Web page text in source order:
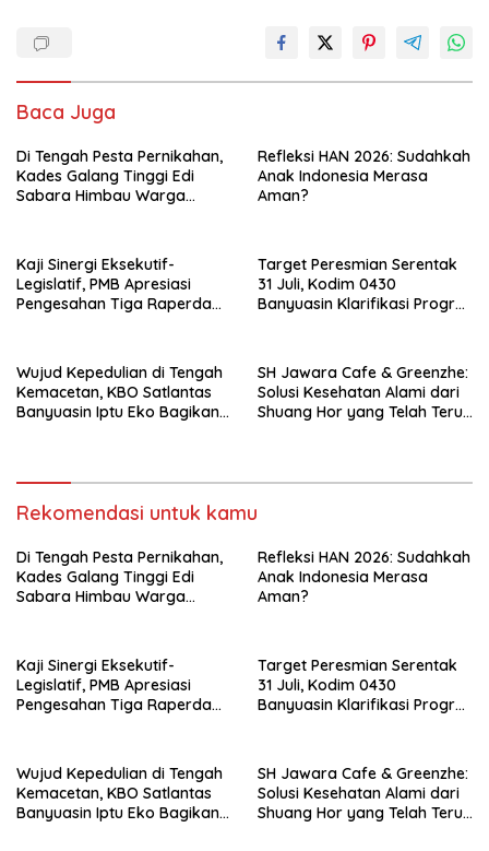
Baca Juga
Di Tengah Pesta Pernikahan,
Kades Galang Tinggi Edi
Sabara Himbau Warga
Refleksi HAN 2026: Sudahkah
Anak Indonesia Merasa
Aman?
Kaji Sinergi Eksekutif-
Legislatif, PMB Apresiasi
Pengesahan Tiga Raperda
Target Peresmian Serentak
31 Juli, Kodim 0430
Banyuasin Klarifikasi Progres
Wujud Kepedulian di Tengah
Kemacetan, KBO Satlantas
Banyuasin Iptu Eko Bagikan
SH Jawara Cafe & Greenzhe:
Solusi Kesehatan Alami dari
Shuang Hor yang Telah Teruji
Rekomendasi untuk kamu
Di Tengah Pesta Pernikahan,
Kades Galang Tinggi Edi
Sabara Himbau Warga
Refleksi HAN 2026: Sudahkah
Anak Indonesia Merasa
Aman?
Kaji Sinergi Eksekutif-
Legislatif, PMB Apresiasi
Pengesahan Tiga Raperda
Target Peresmian Serentak
31 Juli, Kodim 0430
Banyuasin Klarifikasi Progres
Wujud Kepedulian di Tengah
Kemacetan, KBO Satlantas
Banyuasin Iptu Eko Bagikan
SH Jawara Cafe & Greenzhe:
Solusi Kesehatan Alami dari
Shuang Hor yang Telah Teruji